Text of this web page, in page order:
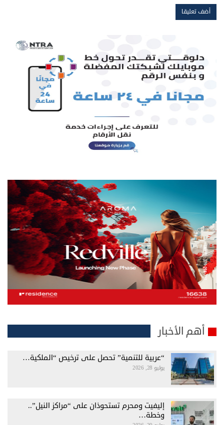
أهم الأخبار
“عربية للتنمية” تحصل على ترخيص “الملكية…
يوليو 28, 2026
إليفيت ومحرم تستحوذان على “مراكز النيل”..
وخطة…